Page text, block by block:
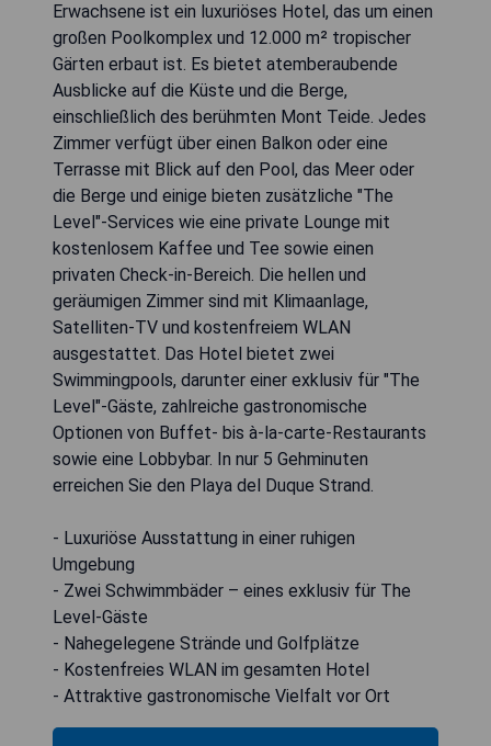
Erwachsene ist ein luxuriöses Hotel, das um einen
großen Poolkomplex und 12.000 m² tropischer
Gärten erbaut ist. Es bietet atemberaubende
Ausblicke auf die Küste und die Berge,
einschließlich des berühmten Mont Teide. Jedes
Zimmer verfügt über einen Balkon oder eine
Terrasse mit Blick auf den Pool, das Meer oder
die Berge und einige bieten zusätzliche "The
Level"-Services wie eine private Lounge mit
kostenlosem Kaffee und Tee sowie einen
privaten Check-in-Bereich. Die hellen und
geräumigen Zimmer sind mit Klimaanlage,
Satelliten-TV und kostenfreiem WLAN
ausgestattet. Das Hotel bietet zwei
Swimmingpools, darunter einer exklusiv für "The
Level"-Gäste, zahlreiche gastronomische
Optionen von Buffet- bis à-la-carte-Restaurants
sowie eine Lobbybar. In nur 5 Gehminuten
erreichen Sie den Playa del Duque Strand.
- Luxuriöse Ausstattung in einer ruhigen
Umgebung
- Zwei Schwimmbäder – eines exklusiv für The
Level-Gäste
- Nahegelegene Strände und Golfplätze
- Kostenfreies WLAN im gesamten Hotel
- Attraktive gastronomische Vielfalt vor Ort